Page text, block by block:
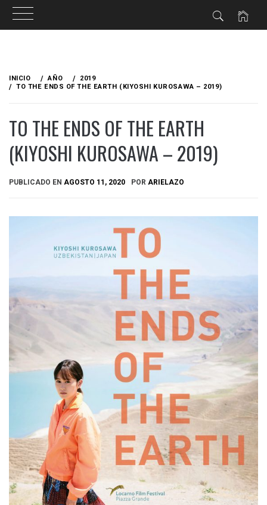
contenido
INICIO AÑO
2019
TO THE ENDS OF THE EARTH (KIYOSHI KUROSAWA – 2019)
TO THE ENDS OF THE EARTH
(KIYOSHI KUROSAWA – 2019)
PUBLICADO EN AGOSTO 11, 2020 POR ARIELAZO